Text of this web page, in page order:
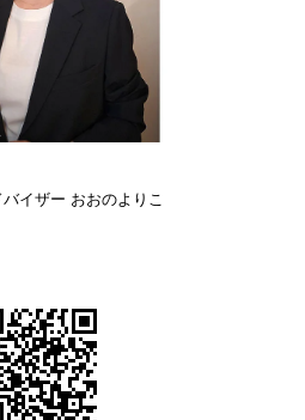
イザー おおのよりこ